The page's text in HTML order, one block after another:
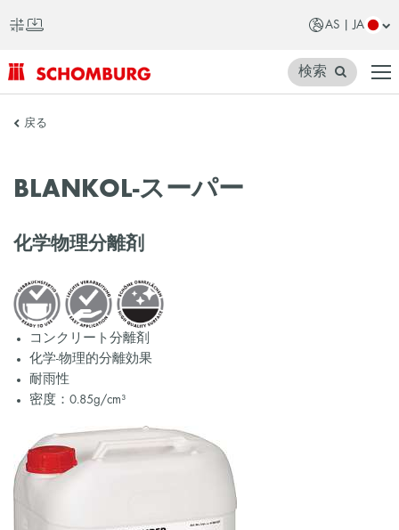
AS | JA
SCHOMBURG
ジ
検索
戻る
BLANKOL-スーパー
化学物理分離剤
コンクリート分離剤
化学-物理的分離効果
耐雨性
密度：0.85g/cm³